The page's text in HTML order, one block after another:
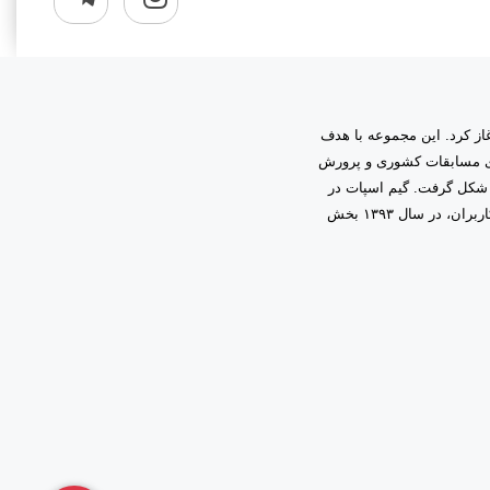
مدیریت دانیال زمینی آغاز کرد. این مجموعه با هدف
مسابقات کشوری و پرورش
شکل گرفت. گیم اسپات در
ابتدا فعالیت خود را در قالب گیم‌نت حرفه‌ای آغاز کرد و با اعتماد و همراهی شما کاربران، در سال ۱۳۹۳ بخش